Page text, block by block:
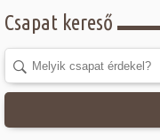
Gasztronómia
Csapat kereső